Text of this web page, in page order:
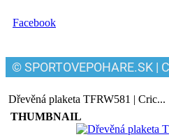
Facebook
© SPORTOVEPOHARE.SK |
Dřevěná plaketa TFRW581 | Cric...